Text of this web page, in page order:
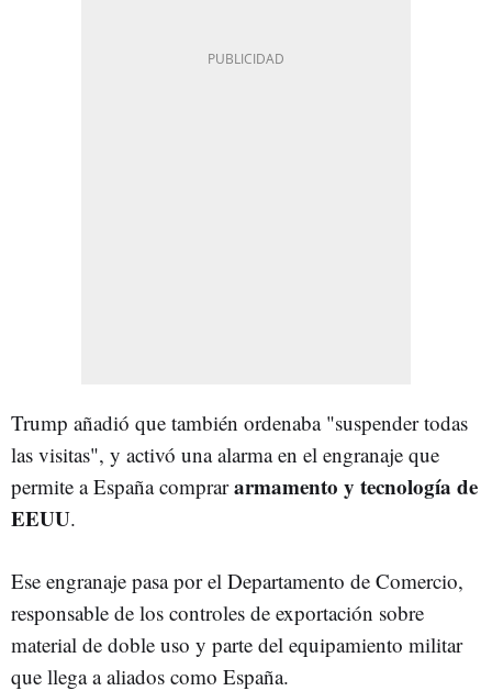
Trump añadió que también ordenaba "suspender todas
las visitas", y activó una alarma en el engranaje que
permite a España comprararmamento y tecnología de
EEUU.
Ese engranaje pasa por el Departamento de Comercio,
responsable de los controles de exportación sobre
material de doble uso y parte del equipamiento militar
que llega a aliados como España.